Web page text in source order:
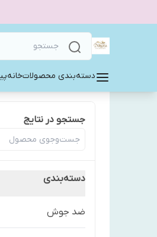
دسته‌بندی محصولاتخانه
جستجو در نتایج
دسته‌بندی
ضد جوش